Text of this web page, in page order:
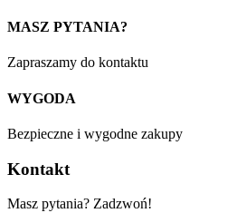
MASZ PYTANIA?
Zapraszamy do kontaktu
WYGODA
Bezpieczne i wygodne zakupy
Kontakt
Masz pytania? Zadzwoń!